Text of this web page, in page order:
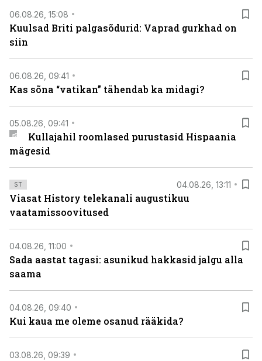
06.08.26, 15:08
Kuulsad Briti palgasõdurid: Vaprad gurkhad on
siin
06.08.26, 09:41
Kas sõna “vatikan” tähendab ka midagi?
05.08.26, 09:41
Kullajahil roomlased purustasid Hispaania
mägesid
ST 04.08.26, 13:11
Viasat History telekanali augustikuu
vaatamissoovitused
04.08.26, 11:00
Sada aastat tagasi: asunikud hakkasid jalgu alla
saama
04.08.26, 09:40
Kui kaua me oleme osanud rääkida?
03.08.26, 09:39